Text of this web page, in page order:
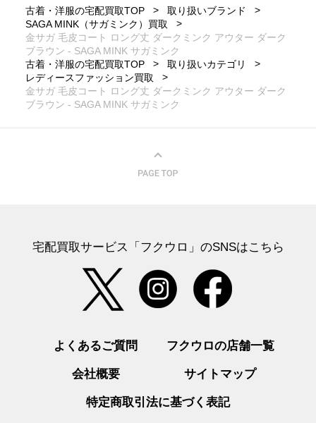
古着・洋服の宅配買取TOP
取り扱いブランド
SAGA MINK（サガミンク）買取
金サガ 毛皮コート ロング丈 ダークミンク アウター ダーク
ブラウン - SAGA MINK サガミンク
古着・洋服の宅配買取TOP
取り扱いカテゴリ
レディースファッション買取
金サガ 毛皮コート ロング丈 ダークミンク アウター ダーク
ブラウン - SAGA MINK サガミンク
宅配買取サービス「フクウロ」のSNSはこちら
よくあるご質問 フクウロの店舗一覧
会社概要 サイトマップ
特定商取引法に基づく表記